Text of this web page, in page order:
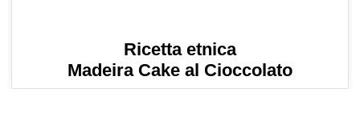
Ricetta etnica
Madeira Cake al Cioccolato